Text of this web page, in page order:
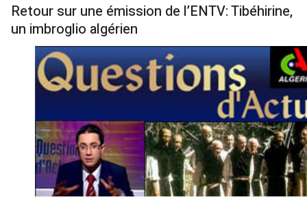
Retour sur une émission de l’ENTV: Tibéhirine,
un imbroglio algérien